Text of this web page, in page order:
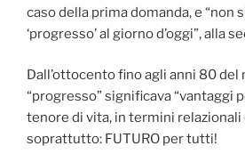
caso della prima domanda, e “non
‘progresso’ al giorno d’oggi”, alla
Dall’ottocento fino agli anni 80 del
“progresso” significava “vantaggi
tenore di vita, in termini relazionali
soprattutto: FUTURO per tutti!